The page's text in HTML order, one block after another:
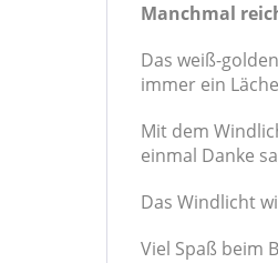
Manchmal
Das weiß-
immer ein
Mit dem
einmal Danke
Das Windlicht
Viel Spaß beim